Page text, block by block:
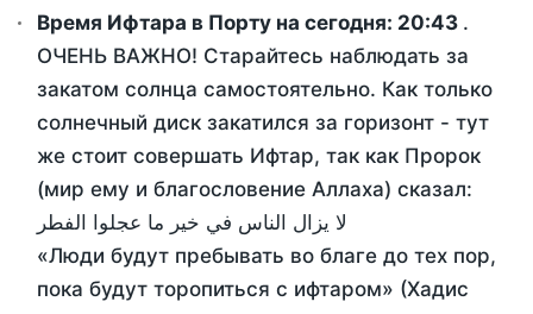
Время Ифтара в Порту на сегодня: 20:43 .
ОЧЕНЬ ВАЖНО! Старайтесь наблюдать за
закатом солнца самостоятельно. Как только
солнечный диск закатился за горизонт - тут
же стоит совершать Ифтар, так как Пророк
(мир ему и благословение Аллаха) сказал:
لا يزال الناس في خير ما عجلوا الفطر
«Люди будут пребывать во благе до тех пор,
пока будут торопиться с ифтаром» (Хадис